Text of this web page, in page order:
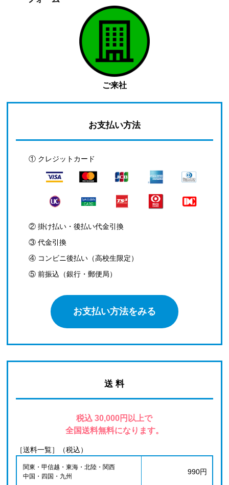
ご来社
お支払い方法
① クレジットカード
② 掛け払い・後払い代金引換
③ 代金引換
④ コンビニ後払い（高校生限定）
⑤ 前振込（銀行・郵便局）
お支払い方法をみる
送 料
税込 30,000円以上で
全国送料無料になります。
［送料一覧］（税込）
関東・甲信越・東海・北陸・関西
中国・四国・九州
990円